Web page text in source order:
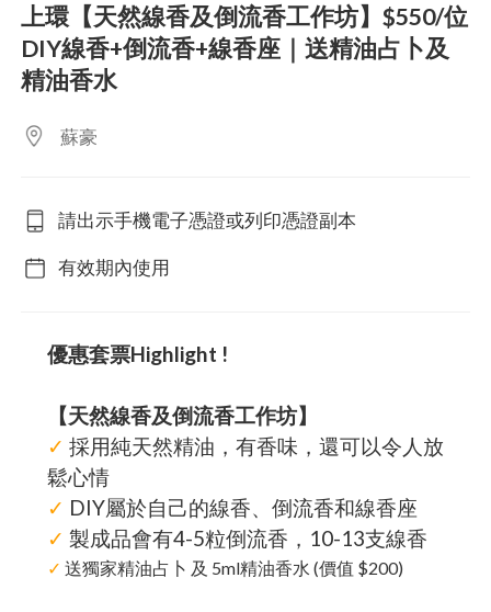
上環【天然線香及倒流香工作坊】$550/位
DIY線香+倒流香+線香座｜送精油占卜及
精油香水
蘇豪
請出示手機電子憑證或列印憑證副本
有效期內使用
優惠套票Highlight !
【天然線香及倒流香工作坊】
✓ 採用純天然精油，有香味，還可以令人放
鬆心情
✓ DIY屬於自己的線香、倒流香和線香座
✓ 製成品會有4-5粒倒流香，10-13支線香
✓ 送獨家精油占卜 及 5ml精油香水 (價值 $200)